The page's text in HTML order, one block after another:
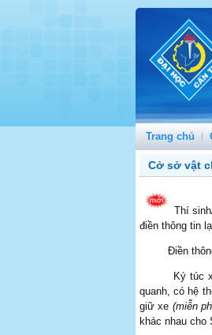
Trang chủ
Cở sở vật
Thí
điền thông tin
Điền thông
Ký túc
quanh, có hệ
giữ xe (miễn
khác nhau cho